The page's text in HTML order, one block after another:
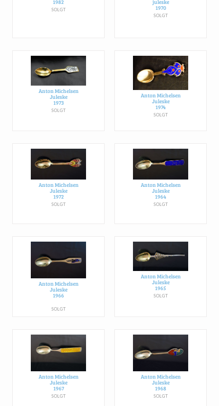
1982
SOLGT
juleske
1970
SOLGT
Anton Michelsen
Juleske
1973
SOLGT
Anton Michelsen
Juleske
1974
SOLGT
Anton Michelsen
Juleske
1972
SOLGT
Anton Michelsen
Juleske
1964
SOLGT
Anton Michelsen
Juleske
1966
SOLGT
Anton Michelsen
Juleske
1965
SOLGT
Anton Michelsen
Juleske
1967
SOLGT
Anton Michelsen
Juleske
1968
SOLGT